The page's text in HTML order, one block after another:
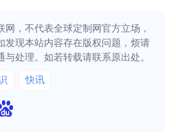
，不代表全球定制网官方立场，
发现本站内容存在版权问题，烦请
处理。如若转载请联系原出处。
快讯